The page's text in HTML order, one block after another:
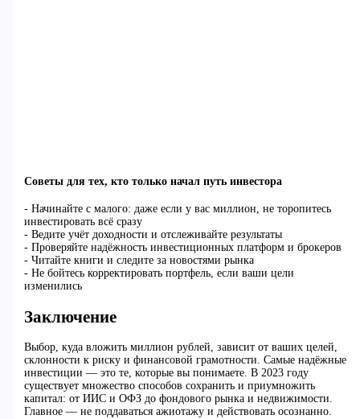
Советы для тех, кто только начал путь инвестора
- Начинайте с малого: даже если у вас миллион, не торопитесь
инвестировать всё сразу
- Ведите учёт доходности и отслеживайте результаты
- Проверяйте надёжность инвестиционных платформ и брокеров
- Читайте книги и следите за новостями рынка
- Не бойтесь корректировать портфель, если ваши цели
изменились
Заключение
Выбор, куда вложить миллион рублей, зависит от ваших целей,
склонности к риску и финансовой грамотности. Самые надёжные
инвестиции — это те, которые вы понимаете. В 2023 году
существует множество способов сохранить и приумножить
капитал: от ИИС и ОФЗ до фондового рынка и недвижимости.
Главное — не поддаваться ажиотажу и действовать осознанно.